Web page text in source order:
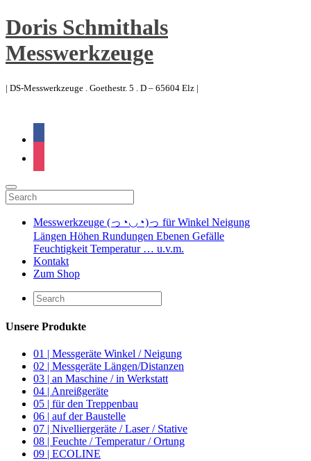
Doris Schmithals
Messwerkzeuge
| DS-Messwerkzeuge . Goethestr. 5 . D – 65604 Elz |
Messwerkzeuge (っ◔◡◔)っ für Winkel Neigung
Längen Höhen Rundungen Ebenen Gefälle
Feuchtigkeit Temperatur … u.v.m.
Kontakt
Zum Shop
Unsere Produkte
01 | Messgeräte Winkel / Neigung
02 | Messgeräte Längen/Distanzen
03 | an Maschine / in Werkstatt
04 | Anreißgeräte
05 | für den Treppenbau
06 | auf der Baustelle
07 | Nivelliergeräte / Laser / Stative
08 | Feuchte / Temperatur / Ortung
09 | ECOLINE